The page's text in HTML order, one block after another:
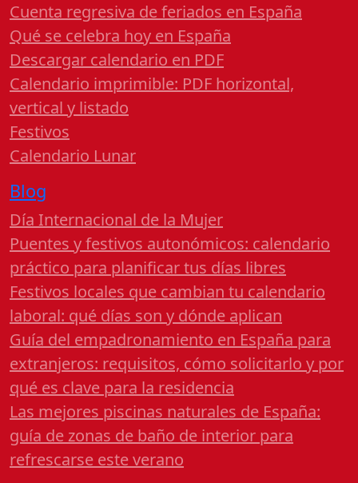
Cuenta regresiva de feriados en España
Qué se celebra hoy en España
Descargar calendario en PDF
Calendario imprimible: PDF horizontal,
vertical y listado
Festivos
Calendario Lunar
Blog
Día Internacional de la Mujer
Puentes y festivos autonómicos: calendario
práctico para planificar tus días libres
Festivos locales que cambian tu calendario
laboral: qué días son y dónde aplican
Guía del empadronamiento en España para
extranjeros: requisitos, cómo solicitarlo y por
qué es clave para la residencia
Las mejores piscinas naturales de España:
guía de zonas de baño de interior para
refrescarse este verano